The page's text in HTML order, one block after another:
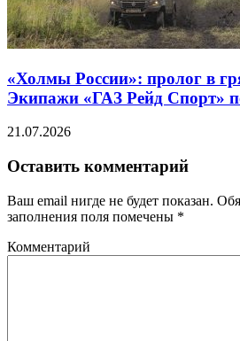
«Холмы России»: пролог в
Экипажи «ГАЗ Рейд Спорт»
21.07.2026
Оставить комментарий
Ваш email нигде не будет показан.
заполнения поля помечены *
Комментарий